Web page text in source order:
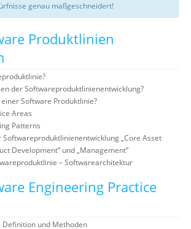
genau maßgeschneidert!
Produktlinien
der Softwareproduktlinienentwicklung?
Software Produktlinie?
Areas
Patterns
„Core Asset
Development“ und „Management“
– Softwarearchitektur
Engineering Practice
und Methoden